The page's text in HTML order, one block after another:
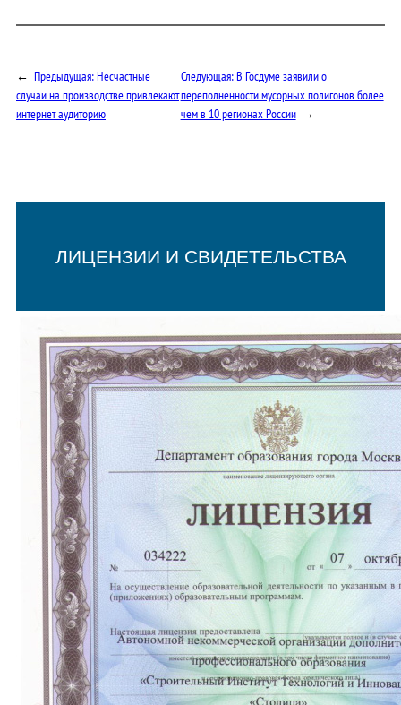
← Предыдущая:Несчастные
случаи на производстве привлекают
интернет аудиторию
Следующая:В Госдуме заявили о
переполненности мусорных полигонов более
чем в 10 регионах России →
ЛИЦЕНЗИИ И СВИДЕТЕЛЬСТВА